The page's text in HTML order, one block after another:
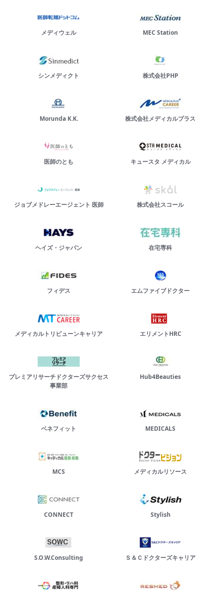
メディウェル MEC Station
シンメディクト 株式会社PHP
Morunda K.K. 株式会社メディカルプラス
医師のとも キュースタ メディカル
ジョブメドレーエージェント 医師 株式会社スコール
ヘイズ・ジャパン 在宅専科
フィデス エムファイブドクター
メディカルトリビューンキャリア エリメントHRC
プレミアリサーチドクターズサクセス
事業部
Hub4Beauties
ベネフィット MEDICALS
MCS メディカルリソース
CONNECT Stylish
S.O.W.Consulting Ｓ＆Ｃドクターズキャリア